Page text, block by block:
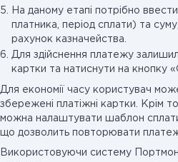
На даному етапі потрібно
платника, період сплати) та
рахунок казначейства.
Для здійснення платежу
картки та натиснути на кнопку
Для економії часу користувач
збережені платіжні картки. Крім
можна налаштувати шаблон
що дозволить повторювати платежі
Використовуючи систему